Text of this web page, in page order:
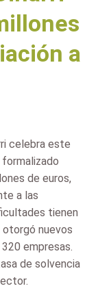
a
celebra este
formalizado
de euros,
a las
tienen
otorgó nuevos
empresas.
de solvencia